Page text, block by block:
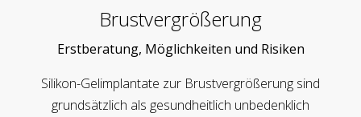
Brustvergrößerung
Erstberatung, Möglichkeiten und Risiken
Silikon-Gelimplantate zur Brustvergrößerung sind
grundsätzlich als gesundheitlich unbedenklich